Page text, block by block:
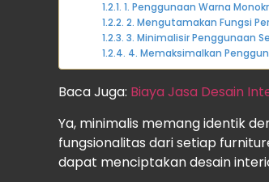
1. Penggunaan Warna
2. Mengutamakan Fungsi
3. Minimalisir Penggunaan
4. Memaksimalkan
Baca Juga: Biaya Jasa Desain
Ya, minimalis memang identik
fungsionalitas dari setiap
dapat menciptakan desain